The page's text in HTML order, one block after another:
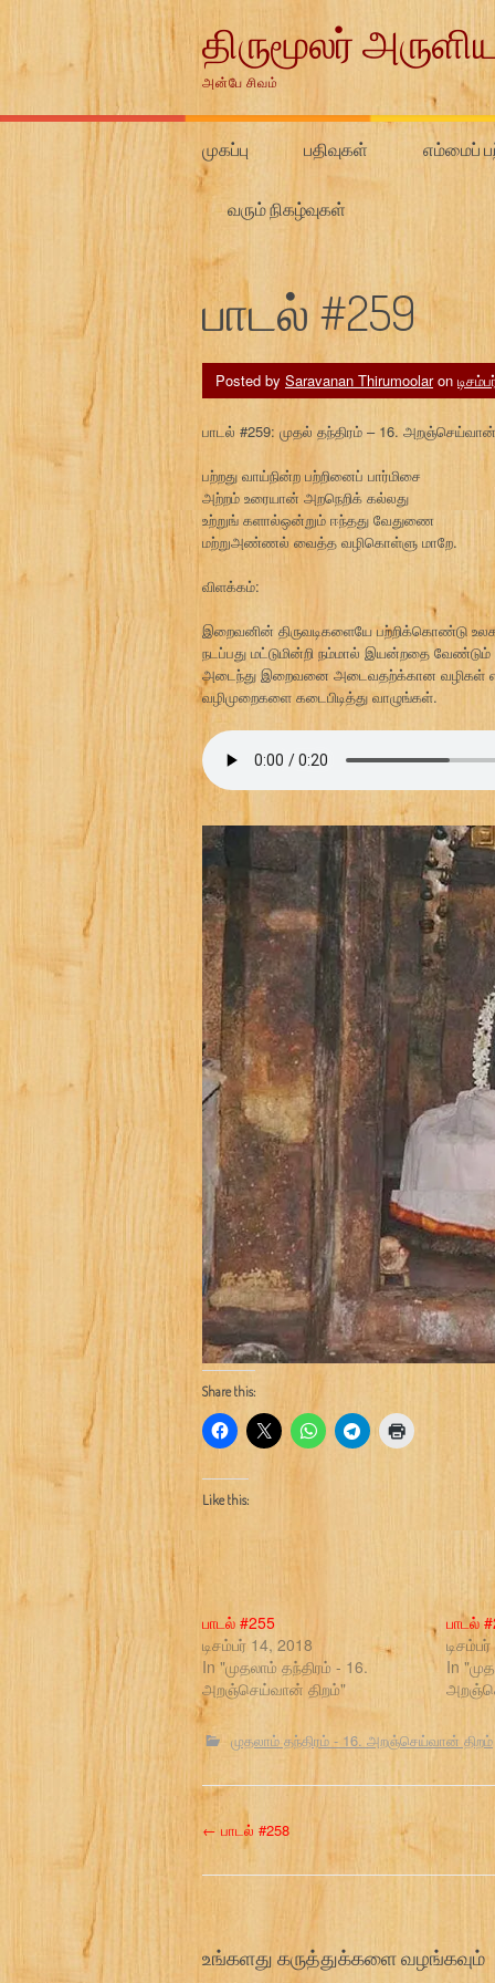
திருமூலர்
அன்பே சிவம்
முகப்பு பதிவுகள் எம்மைப்
வரும் நிகழ்வுகள்
பாடல் #259
Posted by Saravanan Thirumoolaron
பாடல் #259: முதல் தந்திரம் – 16. அறஞ்செய்வான்
பற்றது வாய்நின்ற பற்றினைப் பார்மிசை
அற்றம் உரையான் அறநெறிக் கல்லது
உற்றுங் களால்ஒன்றும் ஈந்தது வேதுணை
மற்றுஅண்ணல் வைத்த வழிகொள்ளு மாறே.
விளக்கம்:
இறைவனின் திருவடிகளையே பற்றிக்கொண்டு
நடப்பது மட்டுமின்றி நம்மால் இயன்றதை
அடைந்து இறைவனை அடைவதற்க்கான வழிகள்
வழிமுறைகளை கடைபிடித்து வாழுங்கள்.
Share this:
Like this:
பாடல் #255
டிசம்பர் 14, 2018
In "முதலாம் தந்திரம் - 16.
அறஞ்செய்வான் திறம்"
பாடல்
In
முதலாம் தந்திரம் - 16. அறஞ்செய்வான் திறம்
P
o
← பாடல் #258
உங்களது கருத்துக்களை வழங்கவும்